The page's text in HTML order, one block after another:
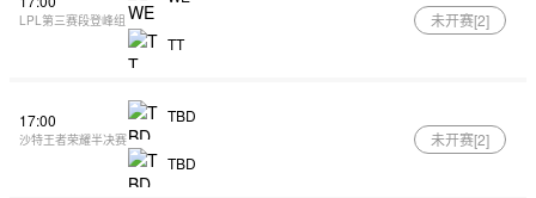
LPL第三赛段登峰组
TT
未开赛[2]
17:00
沙特王者荣耀半决赛
TBD
TBD
未开赛[2]